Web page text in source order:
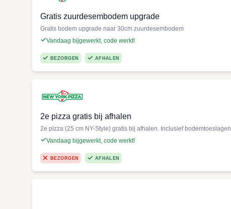
Gratis zuurdesembodem upgrade
Gratis bodem upgrade naar 30cm zuurdesembodem
Vandaag bijgewerkt, code werkt!
BEZORGEN AFHALEN
2e pizza gratis bij afhalen
2e pizza (25 cm NY-Style) gratis bij afhalen. Inclusief bodemtoeslagen.
Vandaag bijgewerkt, code werkt!
BEZORGEN AFHALEN